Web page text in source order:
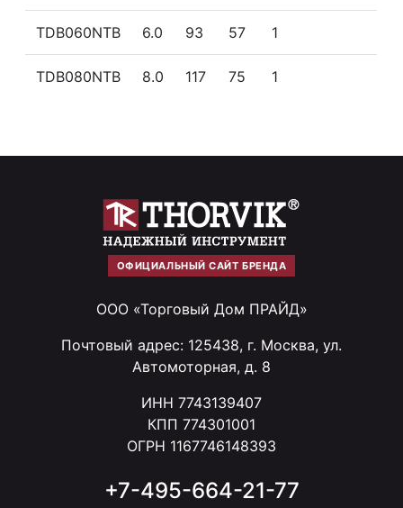
TDB060NTB 6.0 93 57 1
TDB080NTB 8.0 117 75 1
ОФИЦИАЛЬНЫЙ САЙТ БРЕНДА
ООО «Торговый Дом ПРАЙД»
Почтовый адрес: 125438, г. Москва, ул.
Автомоторная, д. 8
ИНН 7743139407
КПП 774301001
ОГРН 1167746148393
+7-495-664-21-77